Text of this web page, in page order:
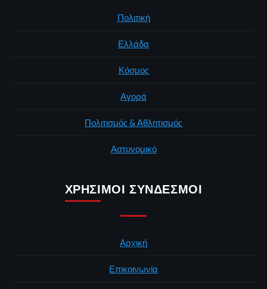
Πολιτική
Ελλάδα
Κόσμος
Αγορά
Πολιτισμός & Αθλητισμός
Αστυνομικό
ΧΡΉΣΙΜΟΙ ΣΎΝΔΕΣΜΟΙ
Αρχική
Επικοινωνία